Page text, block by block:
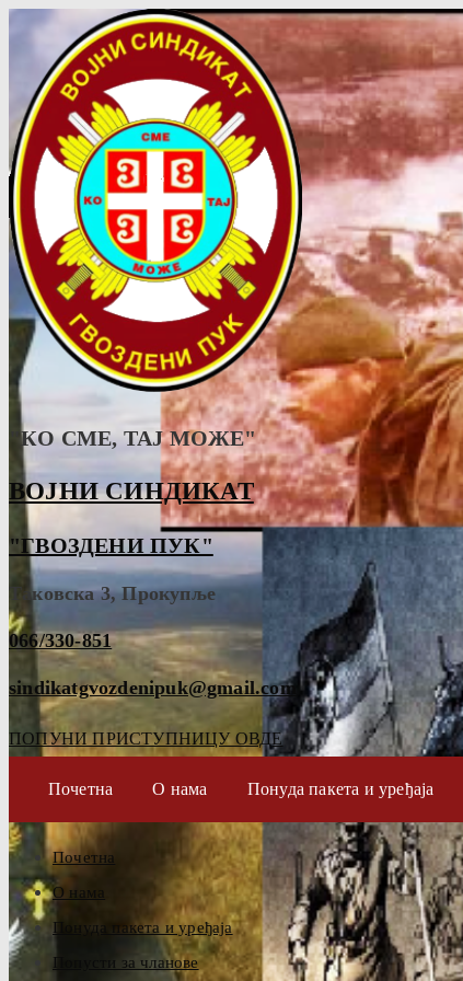
"КО СМЕ, ТАJ МОЖЕ"
ВОЈНИ СИНДИКАТ
"ГВОЗДЕНИ ПУК"
Таковска 3, Прокупље
066/330-851
sindikatgvozdenipuk@gmail.com
ПОПУНИ ПРИСТУПНИЦУ ОВДЕ
Почетна О нама Понуда пакета и уређаја
Почетна
О нама
Понуда пакета и уређаја
Попусти за чланове